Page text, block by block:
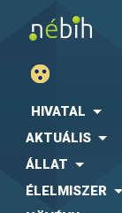
HIVATAL
AKTUÁLIS
ÁLLAT
ÉLELMISZER